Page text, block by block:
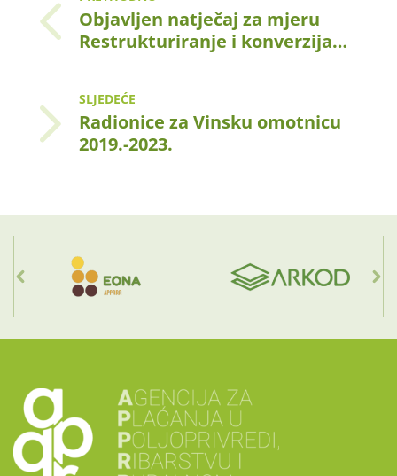
Objavljen natječaj za mjeru
Restrukturiranje i konverzija…
SLJEDEĆE
Radionice za Vinsku omotnicu
2019.-2023.